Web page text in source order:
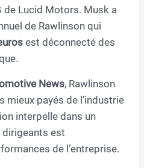
de Lucid Motors. Musk a
de Rawlinson qui
est déconnecté des
News, Rawlinson
mieux payés de l’industrie
interpelle dans un
dirigeants est
de l’entreprise.